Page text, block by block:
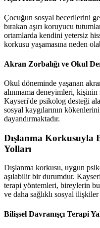
Çocuğun sosyal becerilerini
bırakan aşırı koruyucu
ortamlarda kendini yetersiz
korkusu yaşamasına neden
Akran Zorbalığı ve Okul
Okul döneminde yaşanan
alınmama deneyimleri,
Kayseri'de psikolog desteği
sosyal kaygılarının
dayandırmaktadır.
Dışlanma Korkusuyla
Yolları
Dışlanma korkusu, uygun
aşılabilir bir durumdur.
terapi yöntemleri, bireylerin
ve daha sağlıklı sosyal ilişkiler
Bilişsel Davranışçı Terapi